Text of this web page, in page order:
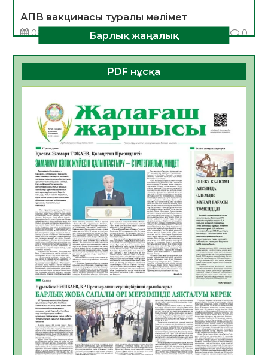
АПВ вакцинасы туралы мәлімет
06.08.2026
0
Open Air: Қызылорда облысы полиция
департаменті 20 мыңнан астам
көрерменнің қауіпсіздігін қамтамасыз етті
ҚЫЗЫЛОРДАДА «САНАЛЫ ҰРПАҚ –
ЖАРҚЫН БОЛАШАҚ» АТТЫ КЕҢЕЙТІЛГЕН
МӘЖІЛІС ӨТТІ
05.08.2026
32
Қазақстан Орталық Азиядағы көшуге ең
қолайлы ел атанды
05.08.2026
33
Өрт қауіпсіздігі талаптарын сақтау – әр
азаматтың міндеті
05.08.2026
33
Руслан Рүстемұлы облыс әкімінің
кеңесшісі болып тағайындалды
05.08.2026
31
Цифрландыру саласын дамыту аясында
салынатын жаңа орталықтың жобасы
Барлық жаңалық
PDF нұсқа